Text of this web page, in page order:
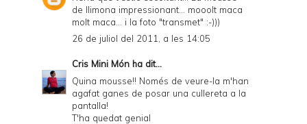
i
e
l
y
de llimona impressionant... mooolt maca
molt maca... i la foto "transmet" :-)))
26 de juliol del 2011, a les 14:05
Cris Mini Món ha dit...
Quina mousse!! Només de veure-la m'han
agafat ganes de posar una cullereta a la
pantalla!
T'ha quedat genial